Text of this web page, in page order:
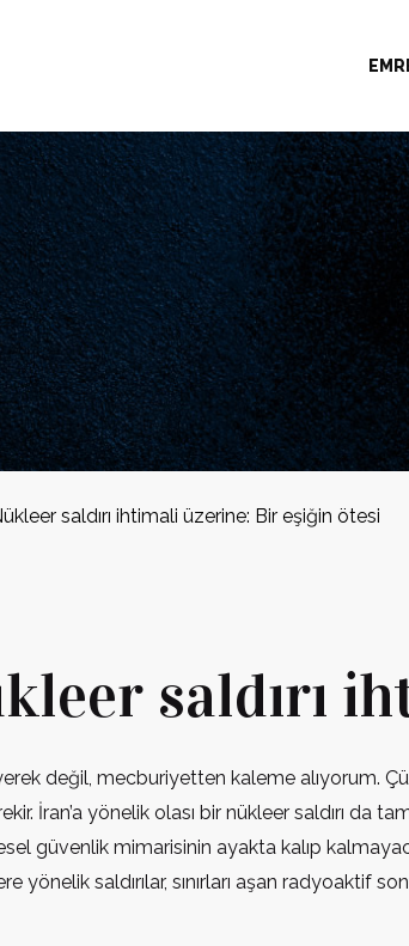
saldırı ihtimali üzerine: Bir eşiğin ötesi
saldırı
değil, mecburiyetten kaleme alıyorum.
İran’a yönelik olası bir nükleer saldırı
güvenlik mimarisinin ayakta kalıp
yönelik saldırılar, sınırları aşan radyoaktif